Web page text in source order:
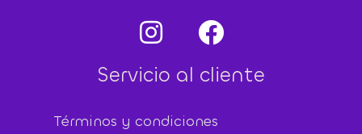
Servicio al cliente
Términos y condiciones